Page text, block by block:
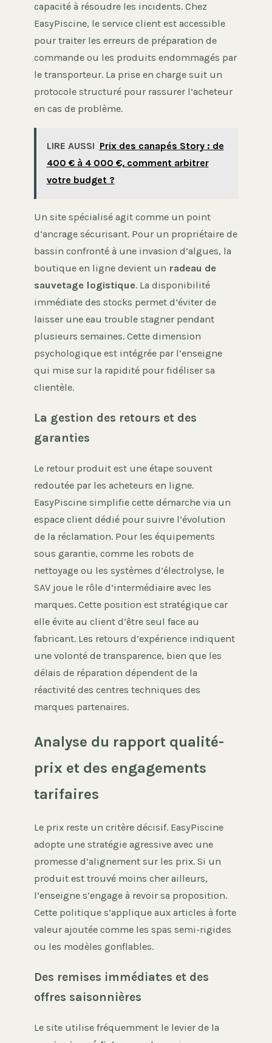
capacité à résoudre les incidents. Chez
EasyPiscine, le service client est accessible
pour traiter les erreurs de préparation de
commande ou les produits endommagés par
le transporteur. La prise en charge suit un
protocole structuré pour rassurer l’acheteur
en cas de problème.
LIRE AUSSI Prix des canapés Story : de
400 € à 4 000 €, comment arbitrer
votre budget ?
Un site spécialisé agit comme un point
d’ancrage sécurisant. Pour un propriétaire de
bassin confronté à une invasion d’algues, la
boutique en ligne devient un radeau de
sauvetage logistique. La disponibilité
immédiate des stocks permet d’éviter de
laisser une eau trouble stagner pendant
plusieurs semaines. Cette dimension
psychologique est intégrée par l’enseigne
qui mise sur la rapidité pour fidéliser sa
clientèle.
La gestion des retours et des
garanties
Le retour produit est une étape souvent
redoutée par les acheteurs en ligne.
EasyPiscine simplifie cette démarche via un
espace client dédié pour suivre l’évolution
de la réclamation. Pour les équipements
sous garantie, comme les robots de
nettoyage ou les systèmes d’électrolyse, le
SAV joue le rôle d’intermédiaire avec les
marques. Cette position est stratégique car
elle évite au client d’être seul face au
fabricant. Les retours d’expérience indiquent
une volonté de transparence, bien que les
délais de réparation dépendent de la
réactivité des centres techniques des
marques partenaires.
Analyse du rapport qualité-
prix et des engagements
tarifaires
Le prix reste un critère décisif. EasyPiscine
adopte une stratégie agressive avec une
promesse d’alignement sur les prix. Si un
produit est trouvé moins cher ailleurs,
l’enseigne s’engage à revoir sa proposition.
Cette politique s’applique aux articles à forte
valeur ajoutée comme les spas semi-rigides
ou les modèles gonflables.
Des remises immédiates et des
offres saisonnières
Le site utilise fréquemment le levier de la